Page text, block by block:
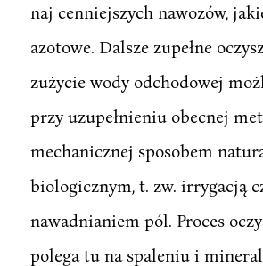
naj cenniejszych nawozów,
azotowe. Dalsze zupełne
zużycie wody odchodowej
przy uzupełnieniu obecnej
mechanicznej sposobem
biologicznym, t. zw. irrygacją
nawadnianiem pól. Proces
polega tu na spaleniu i